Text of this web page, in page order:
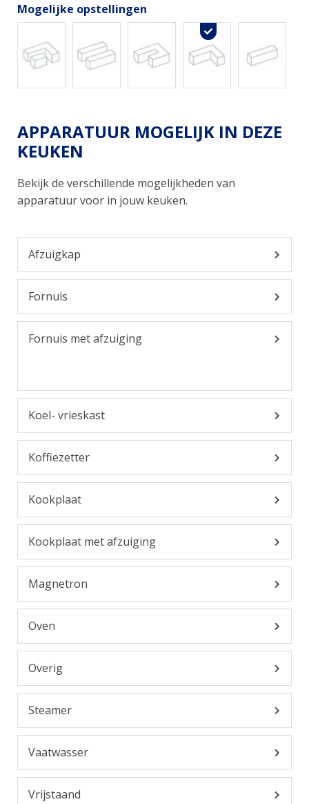
Mogelijke opstellingen
APPARATUUR MOGELIJK IN DEZE
KEUKEN
Bekijk de verschillende mogelijkheden van
apparatuur voor in jouw keuken.
Afzuigkap
Fornuis
Fornuis met afzuiging
Koel- vrieskast
Koffiezetter
Kookplaat
Kookplaat met afzuiging
Magnetron
Oven
Overig
Steamer
Vaatwasser
Vrijstaand